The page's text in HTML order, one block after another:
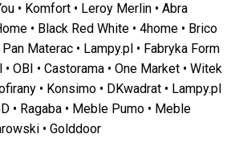
• Komfort • Leroy Merlin • Abra
• Black Red White • 4home • Brico
Pan Materac • Lampy.pl • Fabryka Form
• OBI • Castorama • One Market • Witek
• Konsimo • DKwadrat • Lampy.pl
• Ragaba • Meble Pumo • Meble
• Golddoor